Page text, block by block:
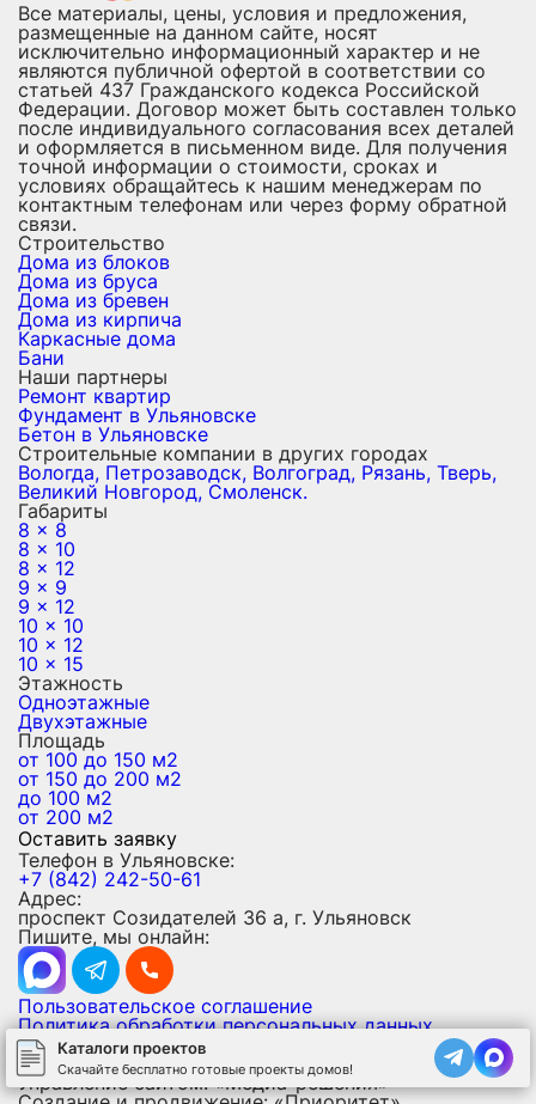
Все материалы, цены, условия и предложения,
размещенные на данном сайте, носят
исключительно информационный характер и не
являются публичной офертой в соответствии со
статьей 437 Гражданского кодекса Российской
Федерации. Договор может быть составлен только
после индивидуального согласования всех деталей
и оформляется в письменном виде. Для получения
точной информации о стоимости, сроках и
условиях обращайтесь к нашим менеджерам по
контактным телефонам или через форму обратной
связи.
Строительство
Дома из блоков
Дома из бруса
Дома из бревен
Дома из кирпича
Каркасные дома
Бани
Наши партнеры
Ремонт квартир
Фундамент в Ульяновске
Бетон в Ульяновске
Строительные компании в других городах
Вологда, Петрозаводск, Волгоград, Рязань, Тверь,
Великий Новгород, Смоленск.
Габариты
8 x 8
8 x 10
8 x 12
9 x 9
9 x 12
10 x 10
10 x 12
10 x 15
Этажность
Одноэтажные
Двухэтажные
Площадь
от 100 до 150 м2
от 150 до 200 м2
до 100 м2
от 200 м2
Оставить заявку
Телефон в Ульяновске:
+7 (842) 242-50-61
Адрес:
проспект Созидателей 36 а, г. Ульяновск
Пишите, мы онлайн:
Пользовательское соглашение
Политика обработки персональных данных
Политика использования файлов cookies
Карта сайта
Управление сайтом: «Медиа-решения»
Каталоги проектов
Скачайте бесплатно готовые проекты домов!